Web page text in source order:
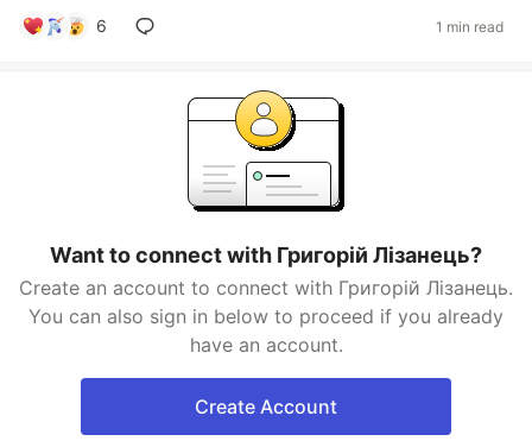
6 1 min read
Want to connect with Григорій Лізанець?
Create an account to connect with Григорій Лізанець.
You can also sign in below to proceed if you already
have an account.
Create Account